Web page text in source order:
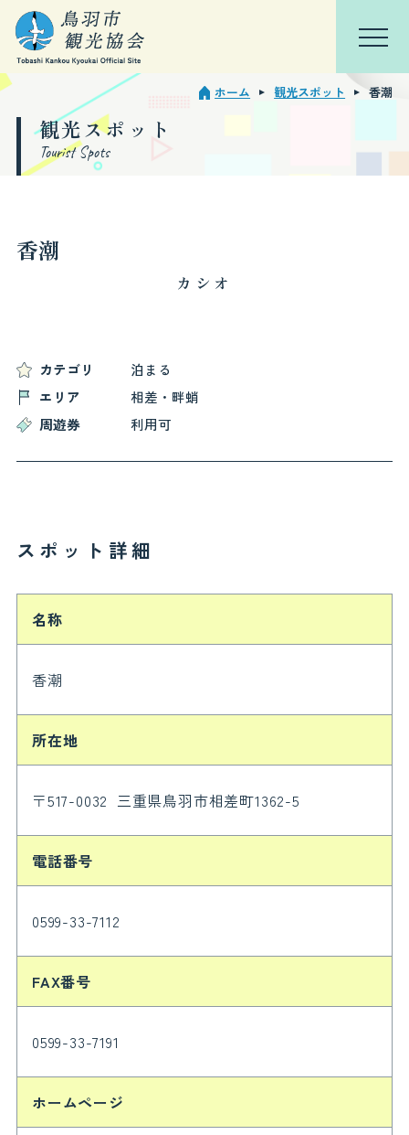
TOP
鳥羽を知る
宿泊観光周遊券
鳥羽市観光協会について
お問い合わせ
サイトマップ
観光スポット
Tourist Spots
ホーム 観光スポット 香潮
香潮
カシオ
カテゴリ
泊まる
エリア
相差・畔蛸
周遊券
利用可
スポット詳細
名称
香潮
所在地
〒517-0032 三重県鳥羽市相差町1362-5
電話番号
0599-33-7112
FAX番号
0599-33-7191
ホームページ